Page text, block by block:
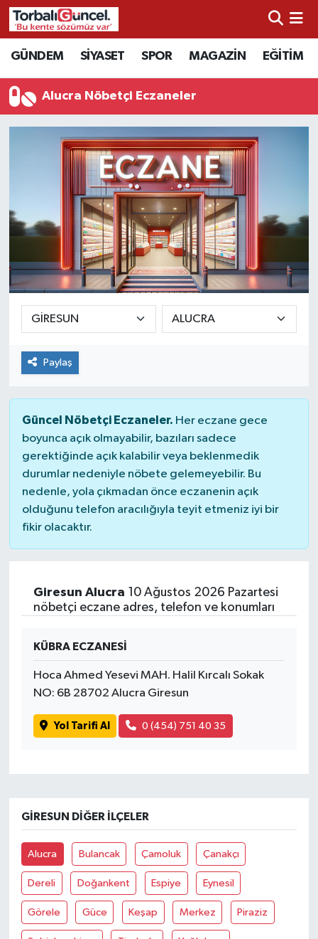
GÜNDEM SİYASET SPOR MAGAZİN EĞİTİM
Alucra Nöbetçi Eczaneler
Paylaş
Güncel Nöbetçi Eczaneler. Her eczane gece
boyunca açık olmayabilir, bazıları sadece
gerektiğinde açık kalabilir veya beklenmedik
durumlar nedeniyle nöbete gelemeyebilir. Bu
nedenle, yola çıkmadan önce eczanenin açık
olduğunu telefon aracılığıyla teyit etmeniz iyi bir
fikir olacaktır.
Giresun Alucra 10 Ağustos 2026 Pazartesi
nöbetçi eczane adres, telefon ve konumları
KÜBRA ECZANESİ
Hoca Ahmed Yesevi MAH. Halil Kırcalı Sokak
NO: 6B 28702 Alucra Giresun
Yol Tarifi Al 0 (454) 751 40 35
GIRESUN DIĞER İLÇELER
Alucra Bulancak Çamoluk Çanakçı
Dereli Doğankent Espiye Eynesil
Görele Güce Keşap Merkez Piraziz
İzmir Nöbetçi Eczaneler
İzmir Hava Durumu
İzmir Namaz Vakitleri
İzmir Trafik Yoğunluk Haritası
Süper Lig Puan Durumu ve Fikstür
Tüm Manşetler
Son Dakika Haberleri
Haber Arşivi